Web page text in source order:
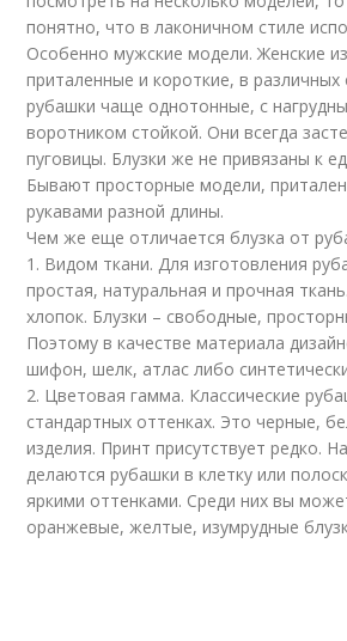
понятно, что в лаконичном стиле
Особенно мужские модели. Женские
приталенные и короткие, в
рубашки чаще однотонные, с
воротником стойкой. Они всегда
пуговицы. Блузки же не привязаны к
Бывают просторные модели,
рукавами разной длины.
Чем же еще отличается блузка от
1. Видом ткани. Для изготовления
простая, натуральная и прочная
хлопок. Блузки – свободные,
Поэтому в качестве материала
шифон, шелк, атлас либо
2. Цветовая гамма. Классические
стандартных оттенках. Это черные,
изделия. Принт присутствует редко.
делаются рубашки в клетку или
яркими оттенками. Среди них вы
оранжевые, желтые, изумрудные